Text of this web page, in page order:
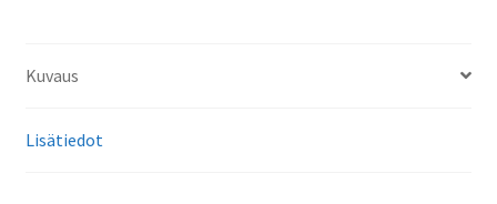
Kuvaus
Lisätiedot